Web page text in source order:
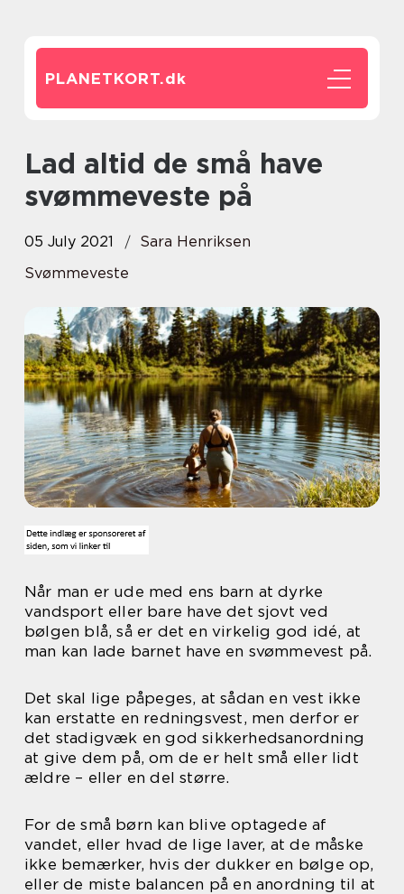
PLANETKORT.dk
Lad altid de små have
svømmeveste på
05 July 2021
Sara Henriksen
Svømmeveste
Når man er ude med ens barn at dyrke
vandsport eller bare have det sjovt ved
bølgen blå, så er det en virkelig god idé, at
man kan lade barnet have en svømmevest på.
Det skal lige påpeges, at sådan en vest ikke
kan erstatte en redningsvest, men derfor er
det stadigvæk en god sikkerhedsanordning
at give dem på, om de er helt små eller lidt
ældre – eller en del større.
For de små børn kan blive optagede af
vandet, eller hvad de lige laver, at de måske
ikke bemærker, hvis der dukker en bølge op,
eller de miste balancen på en anordning til at